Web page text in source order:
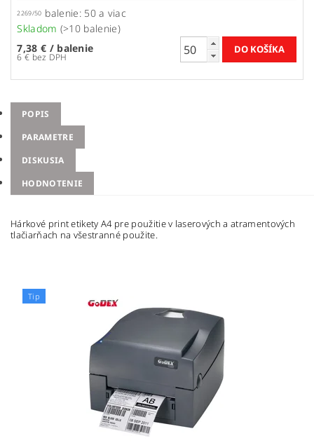
2269/50
balenie: 50 a viac
Skladom (>10 balenie)
7,38 € / balenie
6 € bez DPH
POPIS
PARAMETRE
DISKUSIA
HODNOTENIE
Hárkové print etikety A4 pre použitie v laserových a atramentových
tlačiarňach na všestranné použite.
Tip